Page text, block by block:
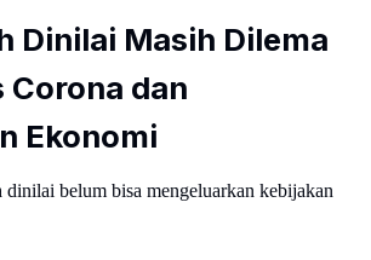
Dinilai Masih Dilema
dan
Ekonomi
dinilai belum bisa mengeluarkan kebijakan